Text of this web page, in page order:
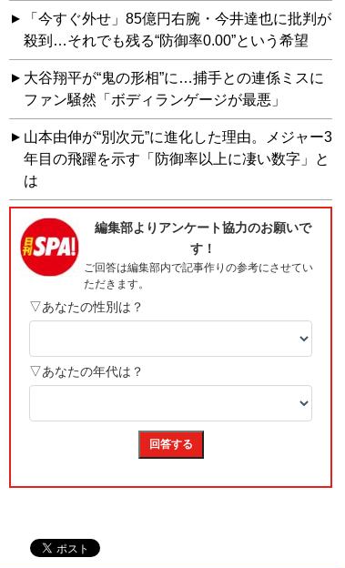
「今すぐ外せ」85億円右腕・今井達也に批判が
殺到…それでも残る“防御率0.00”という希望
大谷翔平が“鬼の形相”に…捕手との連係ミスに
ファン騒然「ボディランゲージが最悪」
山本由伸が“別次元”に進化した理由。メジャー3
年目の飛躍を示す「防御率以上に凄い数字」と
は